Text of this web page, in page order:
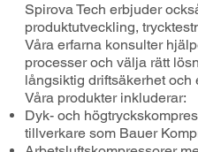
Spirova Tech erbjuder
produktutveckling,
Våra erfarna konsulter
processer och välja rätt
långsiktig driftsäkerhet och
Våra produkter inkluderar:
Dyk- och
tillverkare som Bauer